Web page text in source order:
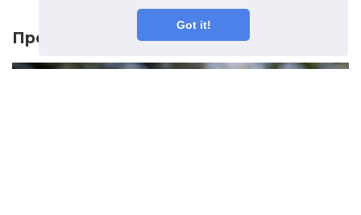
Got it!
Превиоус артицле